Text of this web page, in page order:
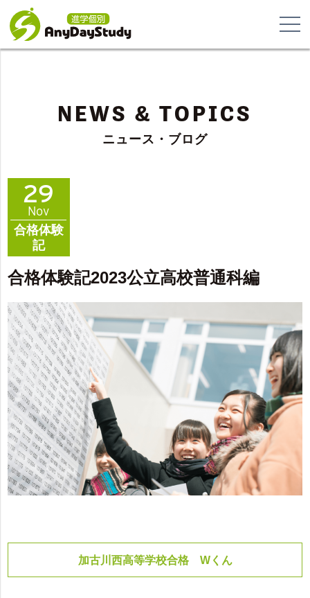
NEWS & TOPICS
ニュース・ブログ
29
Nov
合格体験
記
合格体験記2023公立高校普通科編
加古川西高等学校合格 Wくん